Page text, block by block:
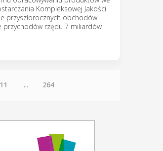
Kompleksowej Jakości
przyszłorocznych obchodów
przychodów rzędu 7 miliardów
... 264